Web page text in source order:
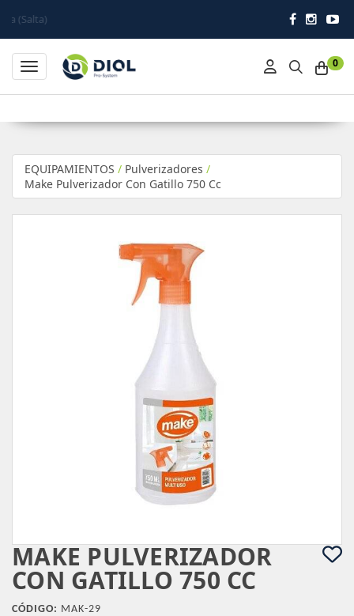
0
Toggle navigation
EQUIPAMIENTOS / Pulverizadores /
Make Pulverizador Con Gatillo 750 Cc
MAKE PULVERIZADOR
CON GATILLO 750 CC
CÓDIGO: MAK-29